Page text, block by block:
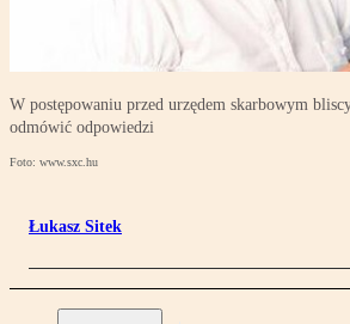
W postępowaniu przed urzędem skarbowym
odmówić odpowiedzi
Foto: www.sxc.hu
Łukasz Sitek